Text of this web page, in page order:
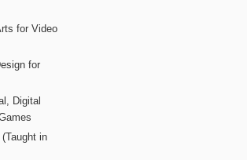
for Video
for
Digital
in